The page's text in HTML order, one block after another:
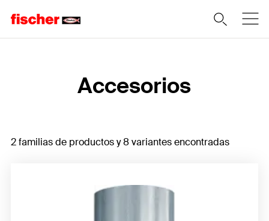
Accesorios
2 familias de productos y 8 variantes encontradas